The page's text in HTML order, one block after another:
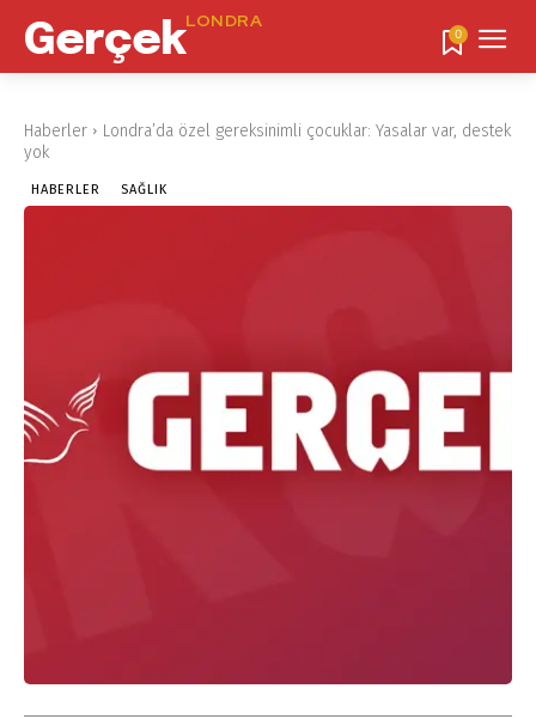
GerçekLONDRA
0
Haberler
Londra’da özel gereksinimli çocuklar: Yasalar var, destek
yok
HABERLER SAĞLIK